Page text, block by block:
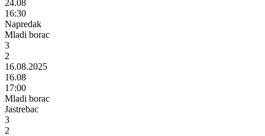
24.08
16:30
Napredak
Mladi borac
3
2
16.08.2025
16.08
17:00
Mladi borac
Jastrebac
3
2